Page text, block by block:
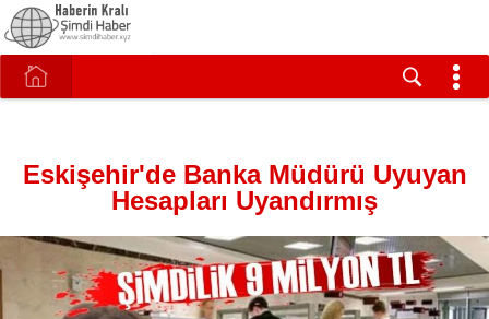
Eskişehir'de Banka Müdürü Uyuyan
Hesapları Uyandırmış